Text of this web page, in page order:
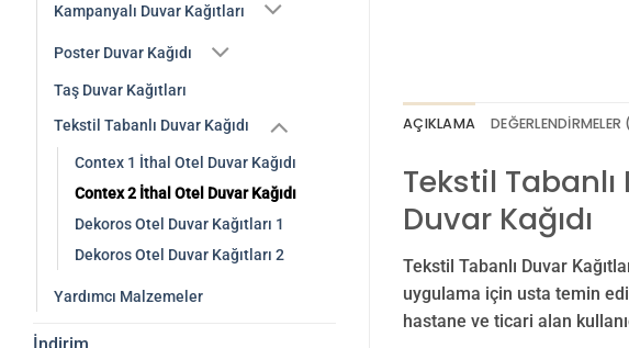
Kampanyalı Duvar Kağıtları
Poster Duvar Kağıdı
Taş Duvar Kağıtları
Tekstil Tabanlı Duvar Kağıdı
Contex 1 İthal Otel Duvar Kağıdı
Contex 2 İthal Otel Duvar Kağıdı
Dekoros Otel Duvar Kağıtları 1
Dekoros Otel Duvar Kağıtları 2
Yardımcı Malzemeler
AÇIKLAMA
Tekstil
Duvar Kağıdı
Tekstil Tabanlı Duvar
uygulama için usta temin
hastane ve ticari alan